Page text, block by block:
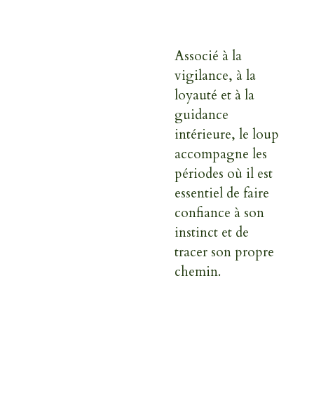
Associé à la
vigilance, à la
loyauté et à la
guidance
intérieure, le loup
accompagne les
périodes où il est
essentiel de faire
confiance à son
instinct et de
tracer son propre
chemin.